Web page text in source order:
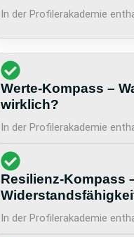
In der Profilerakademie
Werte-Kompass –
wirklich?
In der Profilerakademie
Resilienz-Kompass
In der Profilerakademie